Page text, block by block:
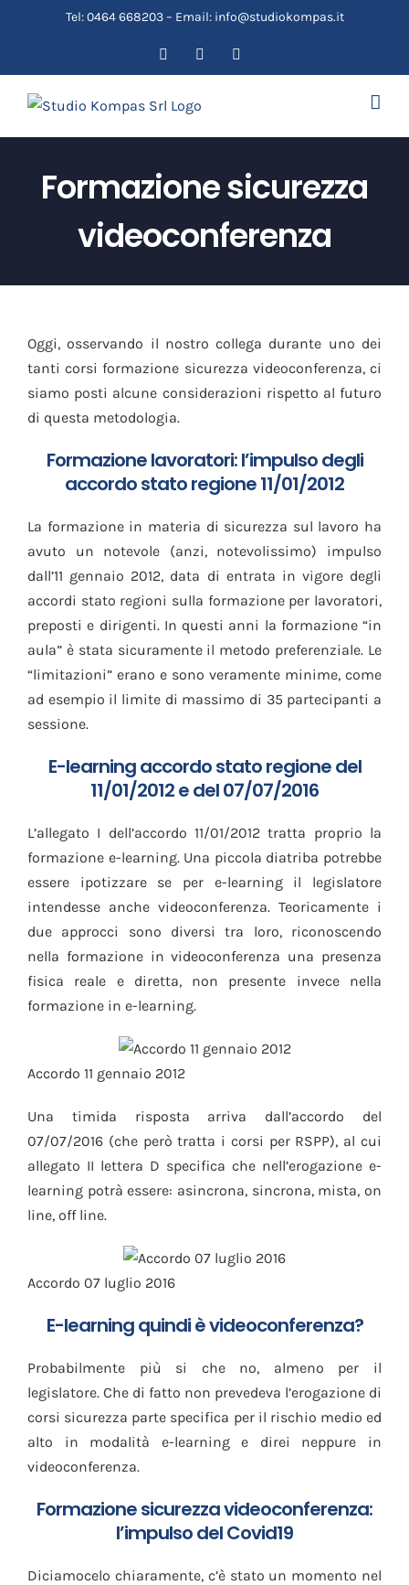
Tel: 0464 668203 – Email: info@studiokompas.it
FacebookYouTube
Formazione sicurezza
videoconferenza
Oggi, osservando il nostro collega durante uno dei
tanti corsi formazione sicurezza videoconferenza, ci
siamo posti alcune considerazioni rispetto al futuro
di questa metodologia.
Formazione lavoratori: l’impulso degli
accordo stato regione 11/01/2012
La formazione in materia di sicurezza sul lavoro ha
avuto un notevole (anzi, notevolissimo) impulso
dall’11 gennaio 2012, data di entrata in vigore degli
accordi stato regioni sulla formazione per lavoratori,
preposti e dirigenti. In questi anni la formazione “in
aula” è stata sicuramente il metodo preferenziale. Le
“limitazioni” erano e sono veramente minime, come
ad esempio il limite di massimo di 35 partecipanti a
sessione.
E-learning accordo stato regione del
11/01/2012 e del 07/07/2016
L’allegato I dell’accordo 11/01/2012 tratta proprio la
formazione e-learning. Una piccola diatriba potrebbe
essere ipotizzare se per e-learning il legislatore
intendesse anche videoconferenza. Teoricamente i
due approcci sono diversi tra loro, riconoscendo
nella formazione in videoconferenza una presenza
fisica reale e diretta, non presente invece nella
formazione in e-learning.
Accordo 11 gennaio 2012
Una timida risposta arriva dall’accordo del
07/07/2016 (che però tratta i corsi per RSPP), al cui
allegato II lettera D specifica che nell’erogazione e-
learning potrà essere: asincrona, sincrona, mista, on
line, off line.
Accordo 07 luglio 2016
E-learning quindi è videoconferenza?
Probabilmente più si che no, almeno per il
legislatore. Che di fatto non prevedeva l’erogazione di
corsi sicurezza parte specifica per il rischio medio ed
alto in modalità e-learning e direi neppure in
videoconferenza.
Formazione sicurezza videoconferenza:
l’impulso del Covid19
Diciamocelo chiaramente, c’è stato un momento nel